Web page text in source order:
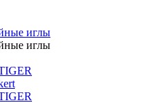
иглы
иглы